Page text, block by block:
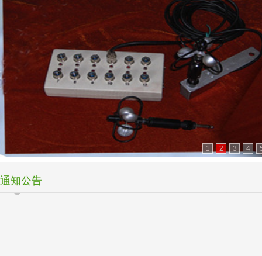
1 2 3 4
通知公告